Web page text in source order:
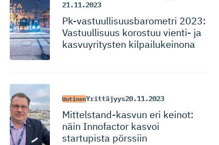
21.11.2023
Pk-vastuul­li­suus­ba­rometri 2023:
Vastuullisuus korostuu vienti- ja
kasvuyritysten kilpailukeinona
UutinenYrittäjyys20.11.2023
Mittelstand-kasvun eri keinot:
näin Innofactor kasvoi
startupista pörssiin